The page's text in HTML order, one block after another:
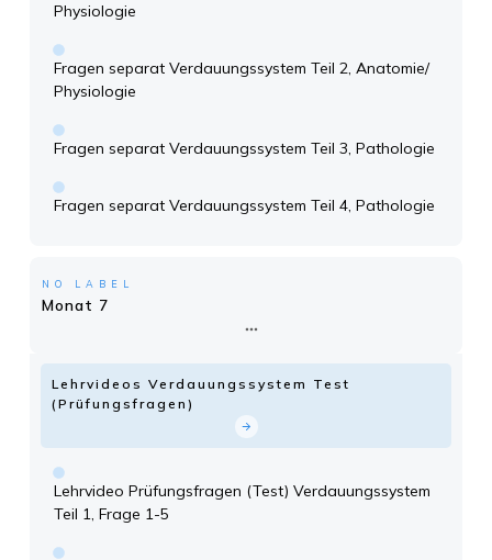
Physiologie
Fragen separat Verdauungssystem Teil 2, Anatomie/
Physiologie
Fragen separat Verdauungssystem Teil 3, Pathologie
Fragen separat Verdauungssystem Teil 4, Pathologie
NO LABEL
Monat 7
Lehrvideos Verdauungssystem Test
(Prüfungsfragen)
Lehrvideo Prüfungsfragen (Test) Verdauungssystem
Teil 1, Frage 1-5